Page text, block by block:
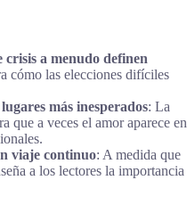
crisis a menudo definen
cómo las elecciones difíciles
más inesperados: La
que a veces el amor aparece en
viaje continuo: A medida que
a los lectores la importancia